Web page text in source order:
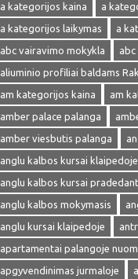
a kategorijos kaina
a
a kategorijos laikymas
a
abc vairavimo mokykla
aliuminio profiliai baldams
am kategorijos kaina
am
amber palace palanga
amber viesbutis palanga
anglu kalbos kursai klaipedoje
anglu kalbos kursai
anglu kalbos mokymasis
anglu kursai klaipedoje
apartamentai palangoje
apgyvendinimas jurmaloje